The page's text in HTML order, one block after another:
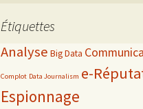
Étiquettes
Analyse Big Data
Complot Data Journalism e-
Espionnage